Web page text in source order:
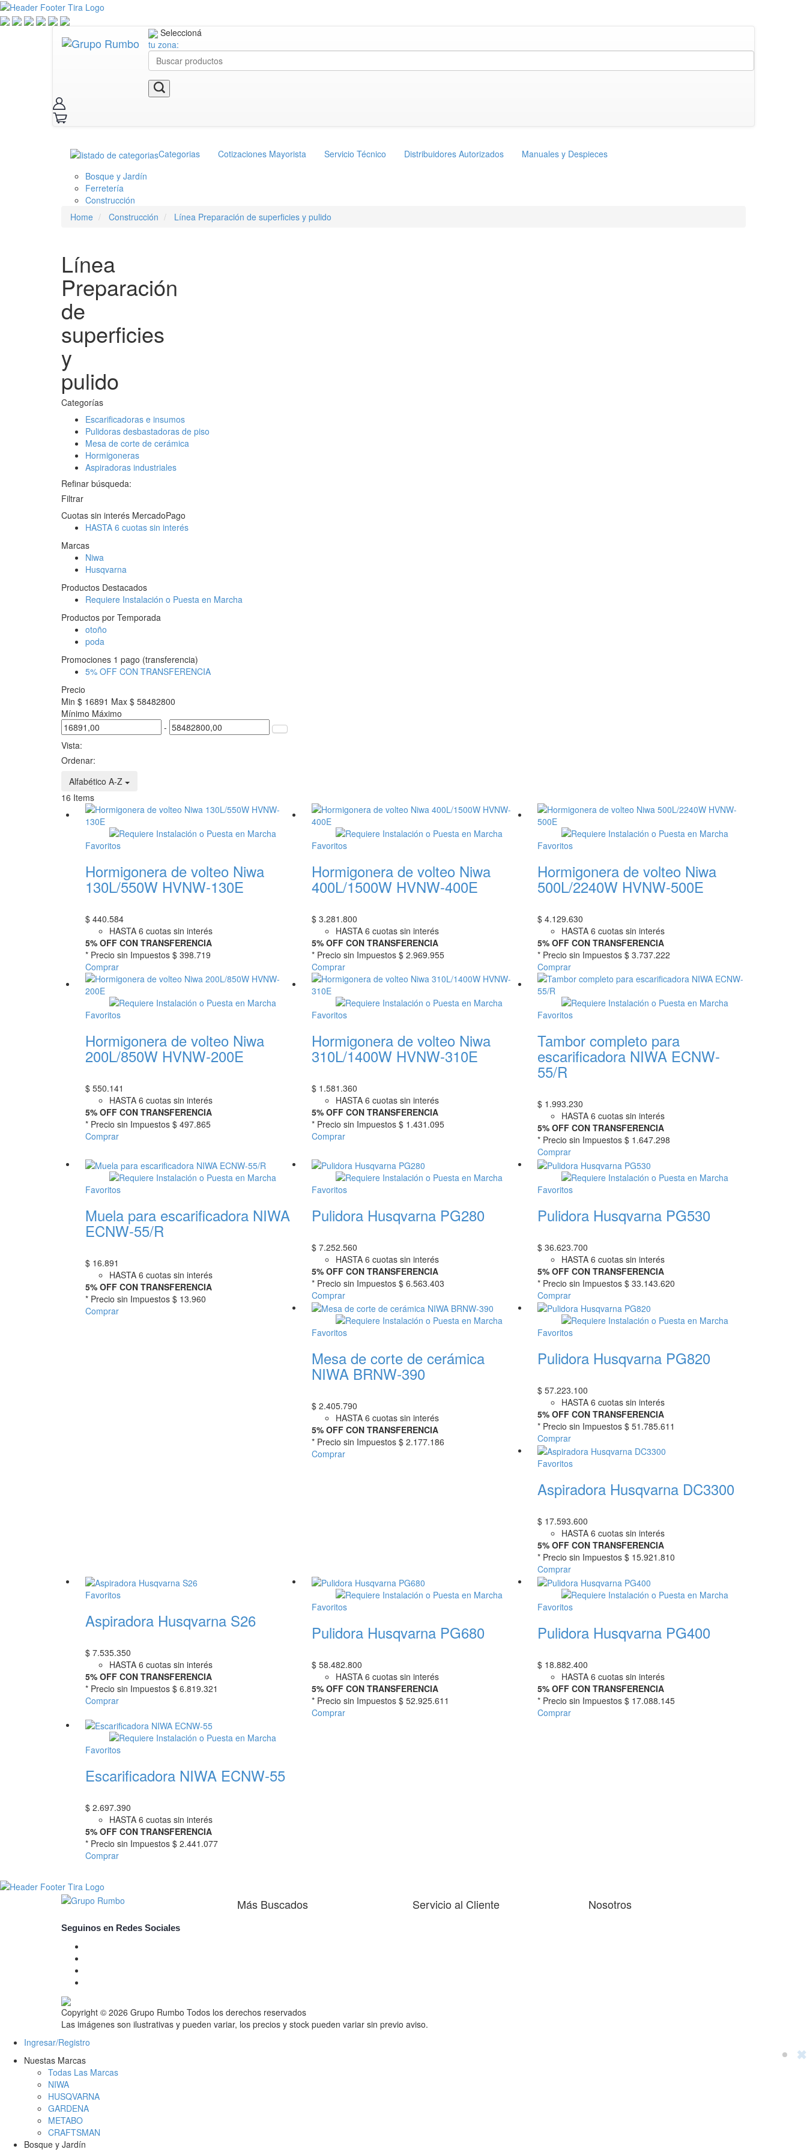
Seleccioná
tu zona:
Categorias
Bosque y Jardín
Ferretería
Construcción
Cotizaciones Mayorista Servicio Técnico Distribuidores Autorizados Manuales y Despieces
Home Construcción Línea Preparación de superficies y pulido
Línea
Preparación
de
superficies
y
pulido
Categorías
Escarificadoras e insumos
Pulidoras desbastadoras de piso
Mesa de corte de cerámica
Hormigoneras
Aspiradoras industriales
Refinar búsqueda:
Filtrar
Cuotas sin interés MercadoPago
HASTA 6 cuotas sin interés
Marcas
Niwa
Husqvarna
Productos Destacados
Requiere Instalación o Puesta en Marcha
Productos por Temporada
otoño
poda
Promociones 1 pago (transferencia)
5% OFF CON TRANSFERENCIA
Precio
Min $ 16891 Max $ 58482800
Mínimo Máximo
-
Vista:
Ordenar:
Alfabético A-Z
16 Items
Favoritos
Hormigonera de volteo Niwa
130L/550W HVNW-130E
$ 440.584
HASTA 6 cuotas sin interés
5% OFF CON TRANSFERENCIA
* Precio sin Impuestos $ 398.719
Comprar
Favoritos
Hormigonera de volteo Niwa
400L/1500W HVNW-400E
$ 3.281.800
HASTA 6 cuotas sin interés
5% OFF CON TRANSFERENCIA
* Precio sin Impuestos $ 2.969.955
Comprar
Favoritos
Hormigonera de volteo Niwa
500L/2240W HVNW-500E
$4.129.630
HASTA 6 cuotas sin interés
5% OFF CON TRANSFERENCIA
* Precio sin Impuestos$ 3.737.222
Comprar
Favoritos
Hormigonera de volteo Niwa
200L/850W HVNW-200E
$ 550.141
HASTA 6 cuotas sin interés
5% OFF CON TRANSFERENCIA
* Precio sin Impuestos $ 497.865
Comprar
Favoritos
Hormigonera de volteo Niwa
310L/1400W HVNW-310E
$ 1.581.360
HASTA 6 cuotas sin interés
5% OFF CON TRANSFERENCIA
* Precio sin Impuestos $ 1.431.095
Comprar
Favoritos
Tambor completo para
escarificadora NIWA ECNW-
55/R
$ 1.993.230
HASTA 6 cuotas sin interés
5% OFF CON TRANSFERENCIA
* Precio sin Impuestos$ 1.647.298
Comprar
Favoritos
Muela para escarificadora NIWA
ECNW-55/R
$ 16.891
HASTA 6 cuotas sin interés
5% OFF CON TRANSFERENCIA
* Precio sin Impuestos $ 13.960
Comprar
Favoritos
Pulidora Husqvarna PG280
$ 7.252.560
HASTA 6 cuotas sin interés
5% OFF CON TRANSFERENCIA
* Precio sin Impuestos $ 6.563.403
Comprar
Favoritos
Pulidora Husqvarna PG530
$36.623.700
HASTA 6 cuotas sin interés
5% OFF CON TRANSFERENCIA
* Precio sin Impuestos$ 33.143.620
Comprar
Favoritos
Mesa de corte de cerámica
NIWA BRNW-390
$ 2.405.790
HASTA 6 cuotas sin interés
5% OFF CON TRANSFERENCIA
* Precio sin Impuestos $ 2.177.186
Comprar
Favoritos
Pulidora Husqvarna PG820
$57.223.100
HASTA 6 cuotas sin interés
5% OFF CON TRANSFERENCIA
* Precio sin Impuestos$ 51.785.611
Comprar
Favoritos
Aspiradora Husqvarna DC3300
$ 17.593.600
HASTA 6 cuotas sin interés
5% OFF CON TRANSFERENCIA
* Precio sin Impuestos$ 15.921.810
Comprar
Favoritos
Aspiradora Husqvarna S26
$ 7.535.350
HASTA 6 cuotas sin interés
5% OFF CON TRANSFERENCIA
* Precio sin Impuestos $ 6.819.321
Comprar
Favoritos
Pulidora Husqvarna PG680
$ 58.482.800
HASTA 6 cuotas sin interés
5% OFF CON TRANSFERENCIA
* Precio sin Impuestos $ 52.925.611
Comprar
Favoritos
Pulidora Husqvarna PG400
$ 18.882.400
HASTA 6 cuotas sin interés
5% OFF CON TRANSFERENCIA
* Precio sin Impuestos$ 17.088.145
Comprar
Favoritos
Escarificadora NIWA ECNW-55
$ 2.697.390
HASTA 6 cuotas sin interés
5% OFF CON TRANSFERENCIA
* Precio sin Impuestos $ 2.441.077
Comprar
Seguinos en Redes Sociales
Más Buscados Servicio al Cliente Nosotros
Copyright © 2026 Grupo Rumbo Todos los derechos reservados
Las imágenes son ilustrativas y pueden variar, los precios y stock pueden variar sin previo aviso.
Ingresar/Registro
✖
Nuestas Marcas
Todas Las Marcas
NIWA
HUSQVARNA
GARDENA
METABO
CRAFTSMAN
Bosque y Jardín